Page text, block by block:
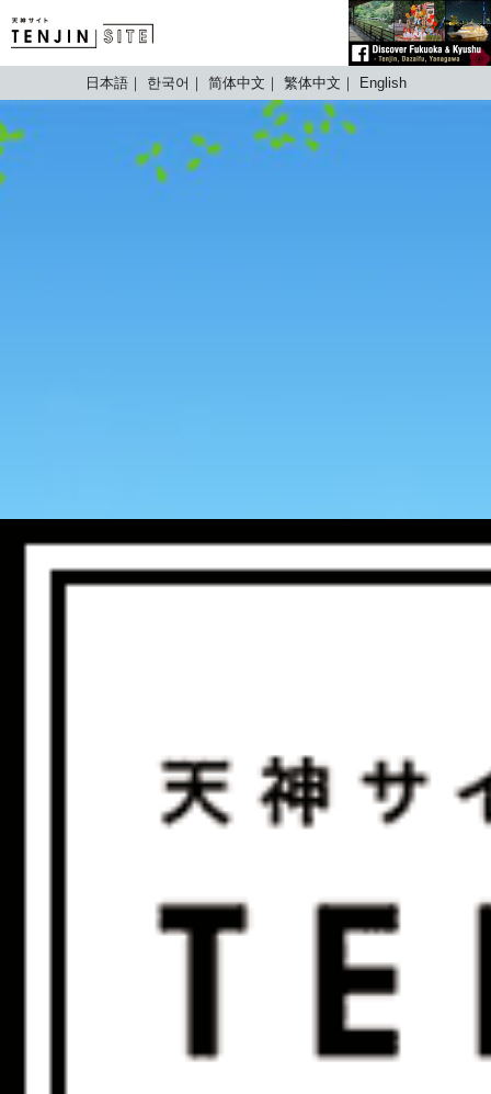
TENJIN SITE
日本語 한국어 简体中文 繁体中文 English